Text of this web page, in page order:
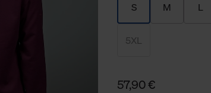
S M L
5XL
57,90 €